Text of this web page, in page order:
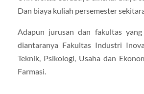
Dan biaya kuliah persemester
Adapun jurusan dan fakultas
diantaranya Fakultas Industri
Teknik, Psikologi, Usaha dan
Farmasi.